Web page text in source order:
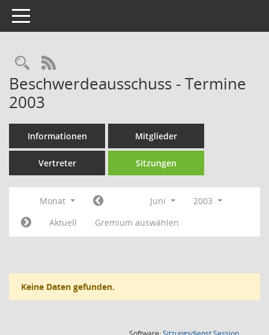
Toggle navigation
Rechercheauswahl
RSS-Feed
Beschwerdeausschuss - Termine
2003
Informationen Mitglieder
Vertreter Sitzungen
Monat Juni
2003
Aktuell
Gremium auswählen
Keine Daten gefunden.
(Wird in